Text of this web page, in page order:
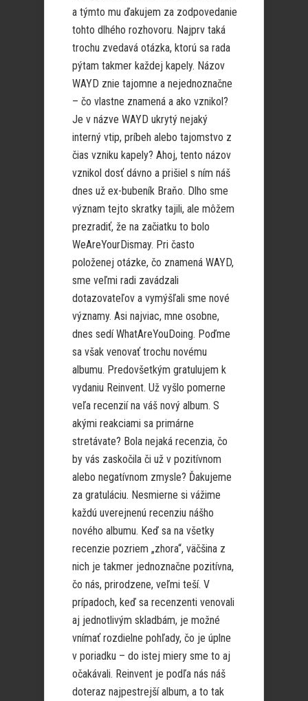
a týmto mu ďakujem za zodpovedanie
tohto dlhého rozhovoru. Najprv taká
trochu zvedavá otázka, ktorú sa rada
pýtam takmer každej kapely. Názov
WAYD znie tajomne a nejednoznačne
– čo vlastne znamená a ako vznikol?
Je v názve WAYD ukrytý nejaký
interný vtip, príbeh alebo tajomstvo z
čias vzniku kapely? Ahoj, tento názov
vznikol dosť dávno a prišiel s ním náš
dnes už ex-bubeník Braňo. Dlho sme
význam tejto skratky tajili, ale môžem
prezradiť, že na začiatku to bolo
WeAreYourDismay. Pri často
položenej otázke, čo znamená WAYD,
sme veľmi radi zavádzali
dotazovateľov a vymýšľali sme nové
významy. Asi najviac, mne osobne,
dnes sedí WhatAreYouDoing. Poďme
sa však venovať trochu novému
albumu. Predovšetkým gratulujem k
vydaniu Reinvent. Už vyšlo pomerne
veľa recenzií na váš nový album. S
akými reakciami sa primárne
stretávate? Bola nejaká recenzia, čo
by vás zaskočila či už v pozitívnom
alebo negatívnom zmysle? Ďakujeme
za gratuláciu. Nesmierne si vážime
každú uverejnenú recenziu nášho
nového albumu. Keď sa na všetky
recenzie pozriem „zhora“, väčšina z
nich je takmer jednoznačne pozitívna,
čo nás, prirodzene, veľmi teší. V
prípadoch, keď sa recenzenti venovali
aj jednotlivým skladbám, je možné
vnímať rozdielne pohľady, čo je úplne
v poriadku – do istej miery sme to aj
očakávali. Reinvent je podľa nás náš
doteraz najpestrejší album, a to tak